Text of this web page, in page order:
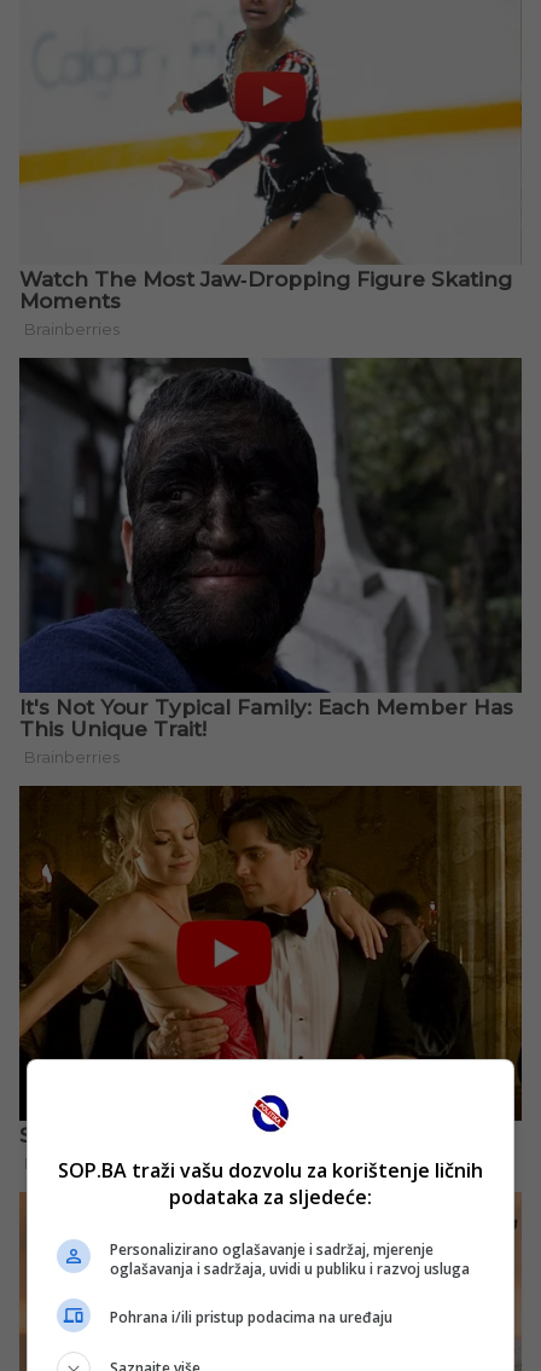
SOP.BA traži vašu dozvolu za korištenje ličnih
podataka za sljedeće:
Personalizirano oglašavanje i sadržaj, mjerenje
oglašavanja i sadržaja, uvidi u publiku i razvoj usluga
Pohrana i/ili pristup podacima na uređaju